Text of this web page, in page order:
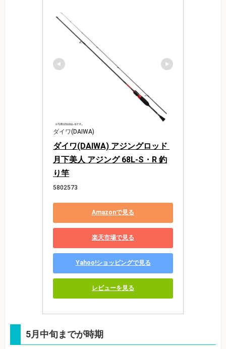
ダイワ(DAIWA)
ダイワ(DAIWA) アジングロッド
月下美人 アジング 68L-S・R 釣
り竿
5802573
Amazonで見る
楽天市場で見る
Yahoo!ショッピングで見る
レビューを見る
5月中旬までが時期